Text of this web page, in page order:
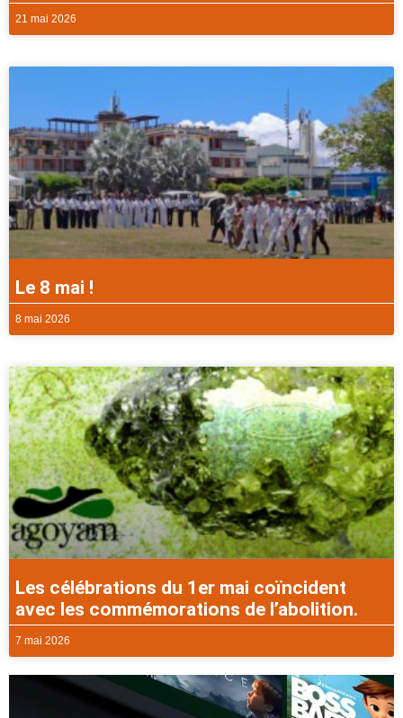
21 mai 2026
Le 8 mai !
8 mai 2026
Les célébrations du 1er mai coïncident
avec les commémorations de l’abolition.
7 mai 2026